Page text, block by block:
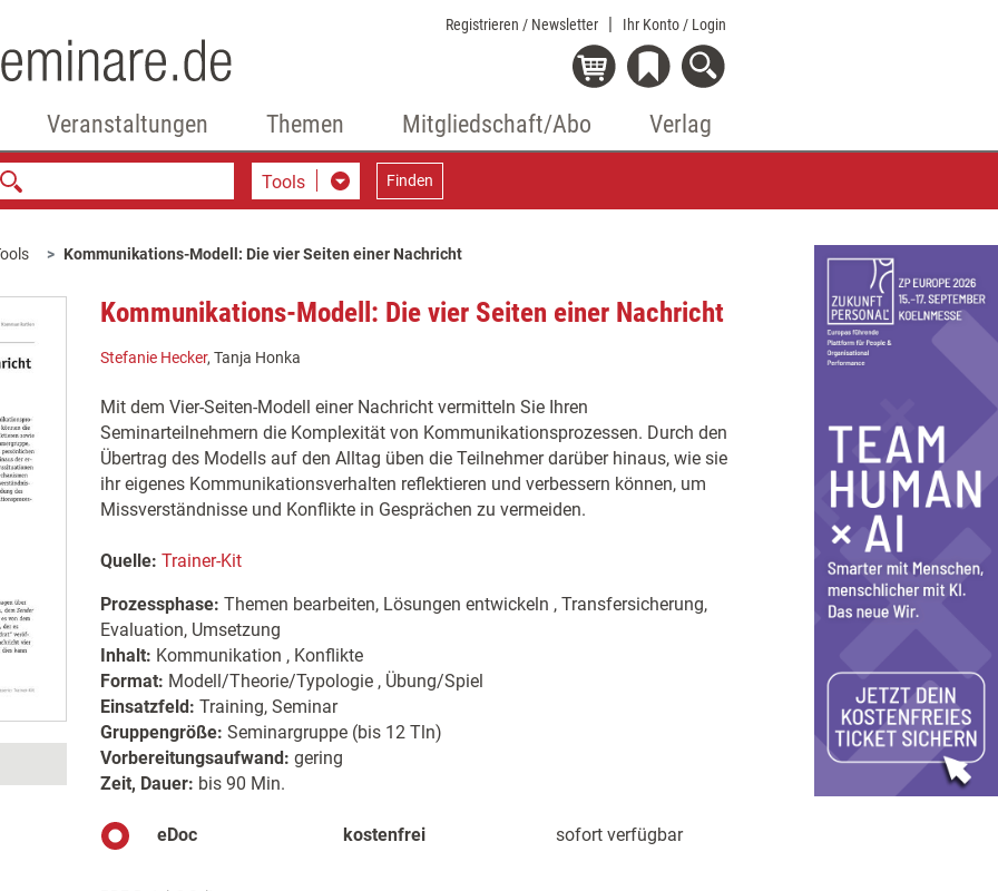
Registrieren / Newsletter Ihr Konto / Login
Veranstaltungen Themen Mitgliedschaft/Abo Verlag
Tools Finden
Kommunikations-Modell: Die vier Seiten einer Nachricht
Kommunikations-Modell: Die vier Seiten einer Nachricht
Stefanie Hecker, Tanja Honka
Mit dem Vier-Seiten-Modell einer Nachricht vermitteln Sie Ihren
Seminarteilnehmern die Komplexität von Kommunikationsprozessen. Durch den
Übertrag des Modells auf den Alltag üben die Teilnehmer darüber hinaus, wie sie
ihr eigenes Kommunikationsverhalten reflektieren und verbessern können, um
Missverständnisse und Konflikte in Gesprächen zu vermeiden.
Quelle: Trainer-Kit
Prozessphase: Themen bearbeiten, Lösungen entwickeln , Transfersicherung,
Evaluation, Umsetzung
Inhalt: Kommunikation , Konflikte
Format: Modell/Theorie/Typologie , Übung/Spiel
Einsatzfeld: Training, Seminar
Gruppengröße: Seminargruppe (bis 12 Tln)
Vorbereitungsaufwand: gering
Zeit, Dauer: bis 90 Min.
eDoc kostenfrei sofort verfügbar